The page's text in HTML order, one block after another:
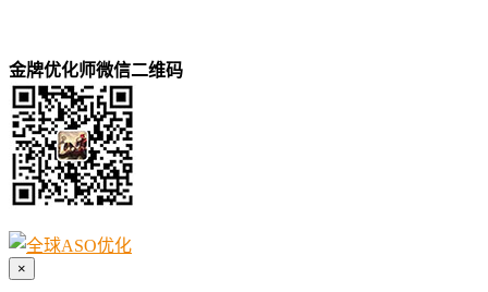
金牌优化师微信二维码
×